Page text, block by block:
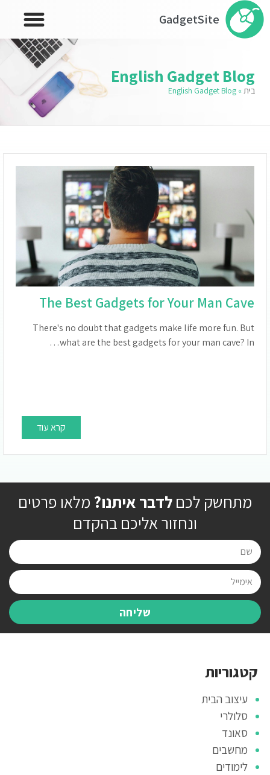
GadgetSite
English Gadget Blog
בית »
English Gadget Blog
The Best Gadgets for Your Man Cave
There's no doubt that gadgets make life more fun. But
what are the best gadgets for your man cave? In…
קרא עוד
מתחשק לכםלדבר איתנו?מלאו פרטים
ונחזור אליכם בהקדם
שליחה
קטגוריות
עיצוב הבית
סלולרי
סאונד
מחשבים
לימודים